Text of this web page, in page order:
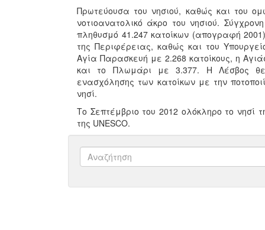
Πρωτεύουσα του νησιού, καθώς και του
νοτιοανατολικό άκρο του νησιού.
πληθυσμό 41.247 κατοίκων (απογραφή
της Περιφέρειας, καθώς και του
Αγία Παρασκευή με 2.268 κατοίκους, η
και το Πλωμάρι με 3.377. Η Λέσβος
ενασχόλησης των κατοίκων με την
νησί.
Το Σεπτέμβριο του 2012 ολόκληρο το νησί
της UNESCO.